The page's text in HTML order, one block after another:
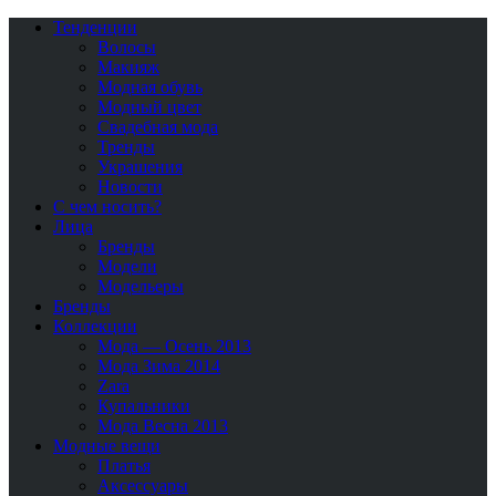
Тенденции
Волосы
Макияж
Модная обувь
Модный цвет
Свадебная мода
Тренды
Украшения
Новости
С чем носить?
Лица
Бренды
Модели
Модельеры
Бренды
Коллекции
Мода — Осень 2013
Мода Зима 2014
Zara
Купальники
Мода Весна 2013
Модные вещи
Платья
Аксессуары